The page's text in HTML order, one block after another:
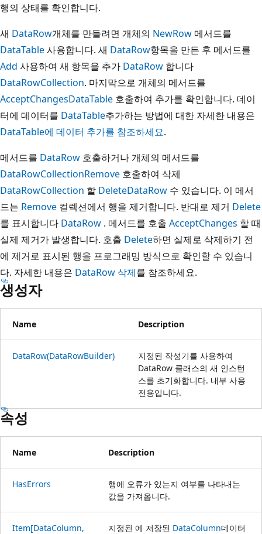
행의 상태를 확인합니다.
새 DataRow개체를 만들려면 개체의 NewRow 메서드를
DataTable사용합니다. 새 DataRow항목을 만든 후 메서드를
Add 사용하여 새 항목을 추가 DataRow 합니다
DataRowCollection. 마지막으로 개체의 메서드를
AcceptChangesDataTable 호출하여 추가를 확인합니다. 데이
터에 데이터를 DataTable추가하는 방법에 대한 자세한 내용은
DataTable에 데이터 추가를 참조하세요.
메서드를 DataRow 호출하거나 개체의 메서드를
DataRowCollectionRemove 호출하여 삭제
DataRowCollection 할 DeleteDataRow 수 있습니다. 이 메서
드는 Remove 컬렉션에서 행을 제거합니다. 반대로 제거 Delete
를 표시합니다 DataRow . 메서드를 호출 AcceptChanges 할 때
실제 제거가 발생합니다. 호출 Delete하면 실제로 삭제하기 전
에 제거로 표시된 행을 프로그래밍 방식으로 확인할 수 있습니
다. 자세한 내용은 DataRow 삭제를 참조하세요.
생성자
Name Description
DataRow(DataRowBuilder)
지정된 작성기를 사용하여
DataRow 클래스의 새 인스턴
스를 초기화합니다. 내부 사용
전용입니다.
속성
Name Description
HasErrors
행에 오류가 있는지 여부를 나타내는
값을 가져옵니다.
Item[DataColumn, 지정된 에 저장된 DataColumn데이터